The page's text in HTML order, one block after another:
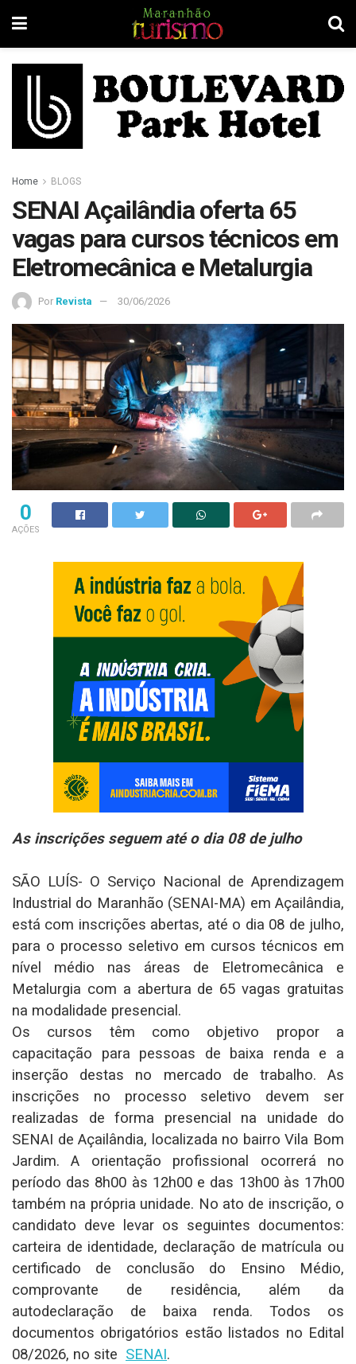
Home BLOGS
SENAI Açailândia oferta 65
vagas para cursos técnicos em
Eletromecânica e Metalurgia
Por Revista 30/06/2026
0
AÇÕES
As inscrições seguem até o dia 08 de julho
SÃO LUÍS- O Serviço Nacional de Aprendizagem
Industrial do Maranhão (SENAI-MA) em Açailândia,
está com inscrições abertas, até o dia 08 de julho,
para o processo seletivo em cursos técnicos em
nível médio nas áreas de Eletromecânica e
Metalurgia com a abertura de 65 vagas gratuitas
na modalidade presencial.
Os cursos têm como objetivo propor a
capacitação para pessoas de baixa renda e a
inserção destas no mercado de trabalho. As
inscrições no processo seletivo devem ser
realizadas de forma presencial na unidade do
SENAI de Açailândia, localizada no bairro Vila Bom
Jardim. A orientação profissional ocorrerá no
período das 8h00 às 12h00 e das 13h00 às 17h00
também na própria unidade. No ato de inscrição, o
candidato deve levar os seguintes documentos:
carteira de identidade, declaração de matrícula ou
certificado de conclusão do Ensino Médio,
comprovante de residência, além da
autodeclaração de baixa renda. Todos os
documentos obrigatórios estão listados no Edital
08/2026, no site SENAI.